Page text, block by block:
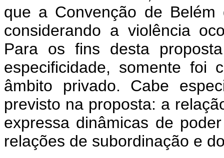
que a Convenção de
considerando a violência
Para os fins desta
especificidade, somente foi
âmbito privado. Cabe
previsto na proposta: a
expressa dinâmicas de
relações de subordinação e